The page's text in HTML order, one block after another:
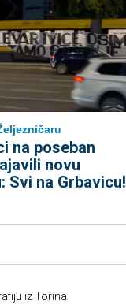
na poseban
novu
Svi na Grbavicu!
iz Torina